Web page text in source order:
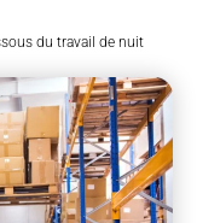
du travail de nuit